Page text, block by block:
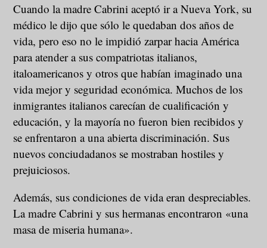
Cuando la madre Cabrini aceptó ir a Nueva York, su
médico le dijo que sólo le quedaban dos años de
vida, pero eso no le impidió zarpar hacia América
para atender a sus compatriotas italianos,
italoamericanos y otros que habían imaginado una
vida mejor y seguridad económica. Muchos de los
inmigrantes italianos carecían de cualificación y
educación, y la mayoría no fueron bien recibidos y
se enfrentaron a una abierta discriminación. Sus
nuevos conciudadanos se mostraban hostiles y
prejuiciosos.
Además, sus condiciones de vida eran despreciables.
La madre Cabrini y sus hermanas encontraron «una
masa de miseria humana».